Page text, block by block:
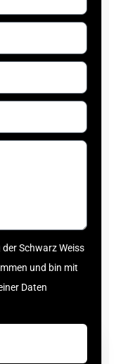
Schwarz Weiss
und bin mit
Daten